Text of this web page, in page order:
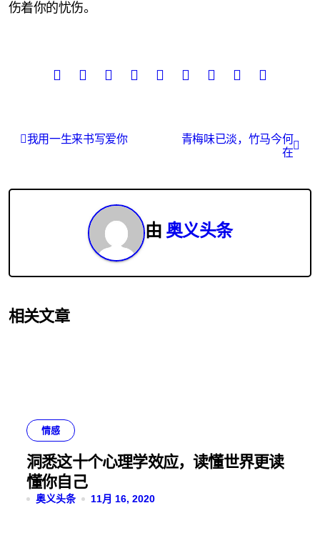
伤着你的忧伤。
文
导
我用一生来书写爱你
青梅味已淡，竹马今何
在
由 奥义头条
相关文章
情感
洞悉这十个心理学效应，读懂世界更读
懂你自己
奥义头条 11月 16, 2020